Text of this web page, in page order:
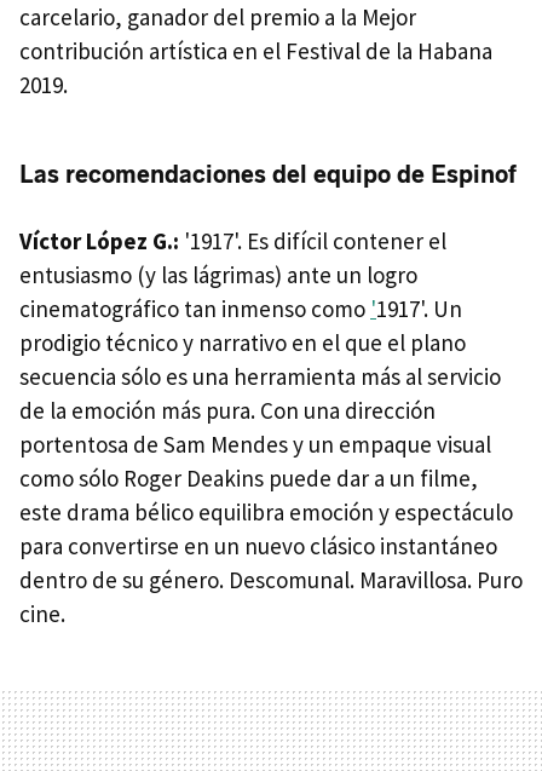
carcelario, ganador del premio a la Mejor
contribución artística en el Festival de la Habana
2019.
Las recomendaciones del equipo de Espinof
Víctor López G.: '1917'. Es difícil contener el
entusiasmo (y las lágrimas) ante un logro
cinematográfico tan inmenso como '1917'. Un
prodigio técnico y narrativo en el que el plano
secuencia sólo es una herramienta más al servicio
de la emoción más pura. Con una dirección
portentosa de Sam Mendes y un empaque visual
como sólo Roger Deakins puede dar a un filme,
este drama bélico equilibra emoción y espectáculo
para convertirse en un nuevo clásico instantáneo
dentro de su género. Descomunal. Maravillosa. Puro
cine.